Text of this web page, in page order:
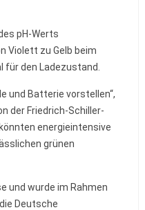
pH-Werts
Violett zu Gelb beim
für den Ladezustand.
und Batterie vorstellen“,
der Friedrich-Schiller-
energieintensive
grünen
und wurde im Rahmen
Deutsche